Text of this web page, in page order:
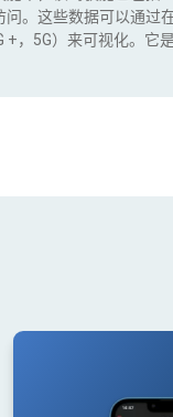
。这些数据可以通过
，5G）来可视化。它